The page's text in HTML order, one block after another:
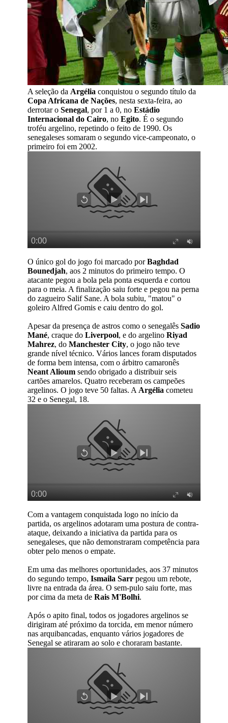
A seleção da Argélia conquistou o segundo título da
Copa Africana de Nações, nesta sexta-feira, ao
derrotar o Senegal, por 1 a 0, no Estádio
Internacional do Cairo, no Egito. É o segundo
troféu argelino, repetindo o feito de 1990. Os
senegaleses somaram o segundo vice-campeonato, o
primeiro foi em 2002.
O único gol do jogo foi marcado porBaghdad
Bounedjah, aos 2 minutos do primeiro tempo. O
atacante pegou a bola pela ponta esquerda e cortou
para o meia. A finalização saiu forte e pegou na perna
do zagueiro Salif Sane. A bola subiu, "matou" o
goleiro Alfred Gomis e caiu dentro do gol.
Apesar da presença de astros como o senegalês Sadio
Mané, craque do Liverpool, e do argelino Riyad
Mahrez, do Manchester City, o jogo não teve
grande nível técnico. Vários lances foram disputados
de forma bem intensa, com o árbitro camaronês
Neant Alioum sendo obrigado a distribuir seis
cartões amarelos. Quatro receberam os campeões
argelinos. O jogo teve 50 faltas. A Argélia cometeu
32 e o Senegal, 18.
Com a vantagem conquistada logo no início da
partida, os argelinos adotaram uma postura de contra-
ataque, deixando a iniciativa da partida para os
senegaleses, que não demonstraram competência para
obter pelo menos o empate.
Em uma das melhores oportunidades, aos 37 minutos
do segundo tempo, Ismaila Sarr pegou um rebote,
livre na entrada da área. O sem-pulo saiu forte, mas
por cima da meta de Rais M'Bolhi.
Após o apito final, todos os jogadores argelinos se
dirigiram até próximo da torcida, em menor número
nas arquibancadas, enquanto vários jogadores de
Senegal se atiraram ao solo e choraram bastante.